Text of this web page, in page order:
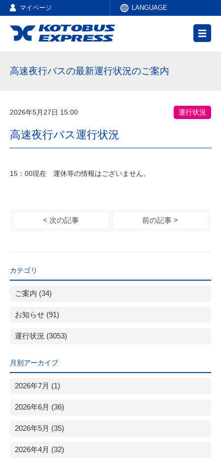
LANGUAGE
マイページ
高速夜行バスの最新運行状況のご案内
2026年5月27日 15:00 運行状況
高速夜行バス運行状況
15：00現在 運休等の情報はございません。
前の記事 >
< 次の記事
カテゴリ
ご案内 (34)
お知らせ (91)
運行状況 (3053)
月別アーカイブ
2026年7月 (1)
2026年6月 (36)
2026年5月 (35)
2026年4月 (32)